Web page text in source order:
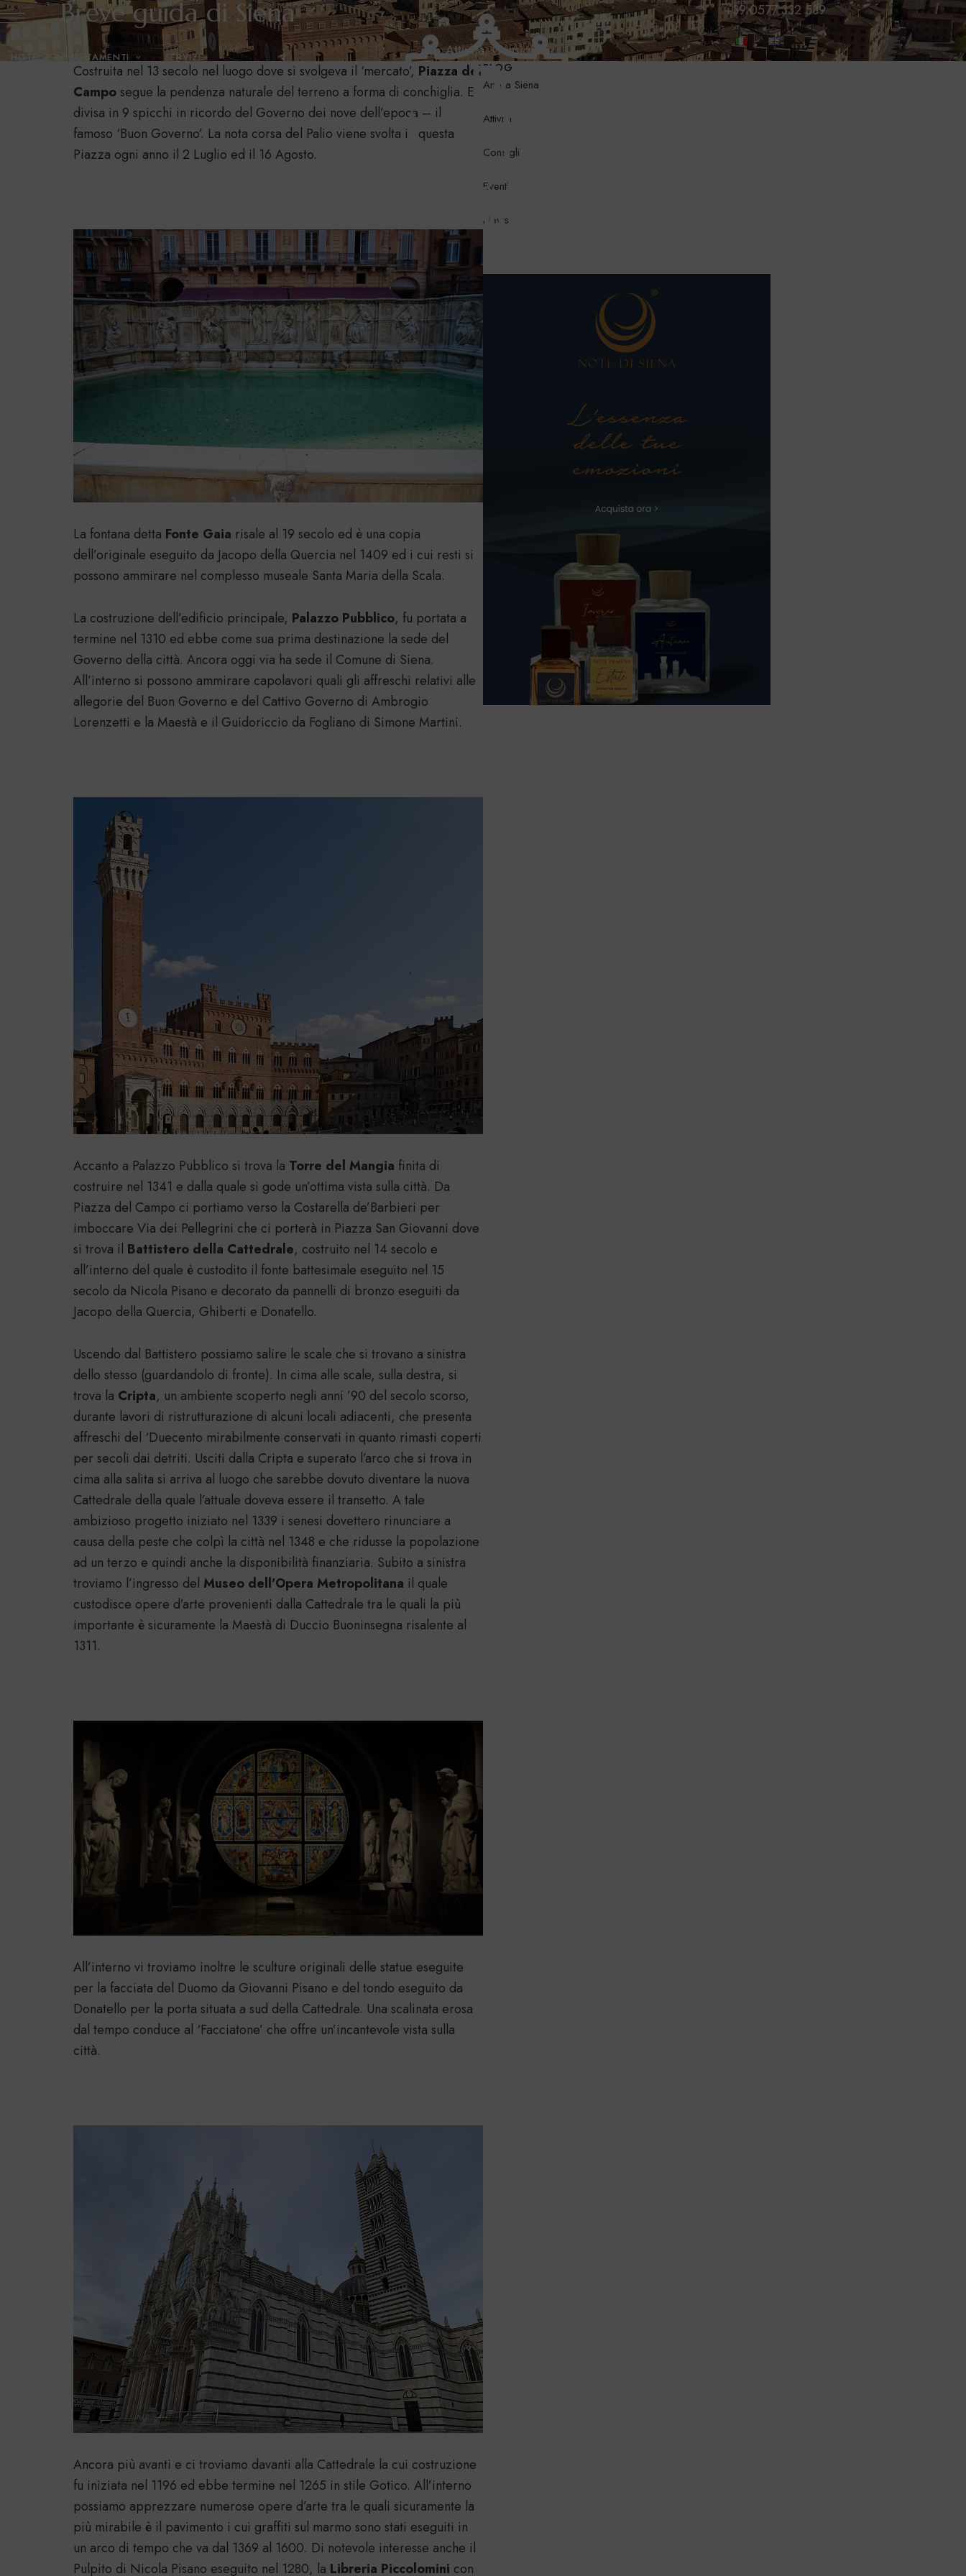
HOTEL E APPARTAMENTI SERVIZI
BLOG CONTATTI
+39 0577 332 539
Breve guida di Siena
Attività,Consigli
Costruita nel 13 secolo nel luogo dove si svolgeva il ‘mercato’, Piazza del
Campo segue la pendenza naturale del terreno a forma di conchiglia. E’
divisa in 9 spicchi in ricordo del Governo dei nove dell’epoca – il
famoso ‘Buon Governo’. La nota corsa del Palio viene svolta in questa
Piazza ogni anno il 2 Luglio ed il 16 Agosto.
La fontana detta Fonte Gaia risale al 19 secolo ed è una copia
dell’originale eseguito da Jacopo della Quercia nel 1409 ed i cui resti si
possono ammirare nel complesso museale Santa Maria della Scala.
La costruzione dell’edificio principale, Palazzo Pubblico, fu portata a
termine nel 1310 ed ebbe come sua prima destinazione la sede del
Governo della città. Ancora oggi via ha sede il Comune di Siena.
All’interno si possono ammirare capolavori quali gli affreschi relativi alle
allegorie del Buon Governo e del Cattivo Governo di Ambrogio
Lorenzetti e la Maestà e il Guidoriccio da Fogliano di Simone Martini.
Accanto a Palazzo Pubblico si trova la Torre del Mangia finita di
costruire nel 1341 e dalla quale si gode un’ottima vista sulla città. Da
Piazza del Campo ci portiamo verso la Costarella de’Barbieri per
imboccare Via dei Pellegrini che ci porterà in Piazza San Giovanni dove
si trova il Battistero della Cattedrale, costruito nel 14 secolo e
all’interno del quale è custodito il fonte battesimale eseguito nel 15
secolo da Nicola Pisano e decorato da pannelli di bronzo eseguiti da
Jacopo della Quercia, Ghiberti e Donatello.
Uscendo dal Battistero possiamo salire le scale che si trovano a sinistra
dello stesso (guardandolo di fronte). In cima alle scale, sulla destra, si
trova la Cripta, un ambiente scoperto negli anni ’90 del secolo scorso,
durante lavori di ristrutturazione di alcuni locali adiacenti, che presenta
affreschi del ‘Duecento mirabilmente conservati in quanto rimasti coperti
per secoli dai detriti. Usciti dalla Cripta e superato l’arco che si trova in
cima alla salita si arriva al luogo che sarebbe dovuto diventare la nuova
Cattedrale della quale l’attuale doveva essere il transetto. A tale
ambizioso progetto iniziato nel 1339 i senesi dovettero rinunciare a
causa della peste che colpì la città nel 1348 e che ridusse la popolazione
ad un terzo e quindi anche la disponibilità finanziaria. Subito a sinistra
troviamo l’ingresso del Museo dell’Opera Metropolitana il quale
custodisce opere d’arte provenienti dalla Cattedrale tra le quali la più
importante è sicuramente la Maestà di Duccio Buoninsegna risalente al
1311.
All’interno vi troviamo inoltre le sculture originali delle statue eseguite
per la facciata del Duomo da Giovanni Pisano e del tondo eseguito da
Donatello per la porta situata a sud della Cattedrale. Una scalinata erosa
dal tempo conduce al ‘Facciatone’ che offre un’incantevole vista sulla
città.
Ancora più avanti e ci troviamo davanti alla Cattedrale la cui costruzione
fu iniziata nel 1196 ed ebbe termine nel 1265 in stile Gotico. All’interno
possiamo apprezzare numerose opere d’arte tra le quali sicuramente la
più mirabile è il pavimento i cui graffiti sul marmo sono stati eseguiti in
un arco di tempo che va dal 1369 al 1600. Di notevole interesse anche il
Pulpito di Nicola Pisano eseguito nel 1280, la Libreria Piccolomini con
BLOG
Arte a Siena
Attività
Consigli
Eventi
News